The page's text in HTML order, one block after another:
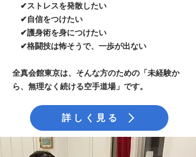
✔ストレスを発散したい
✔自信をつけたい
✔護身術を身につけたい
✔格闘技は怖そうで、一歩が出ない
​全真会館東京は、そんな方のための「未経験か
ら、無理なく続ける空手道場」です。
詳しく見る